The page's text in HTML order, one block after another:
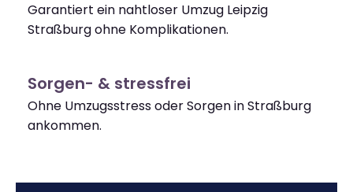
Garantiert ein nahtloser Umzug Leipzig
Straßburg ohne Komplikationen.
Sorgen- & stressfrei
Ohne Umzugsstress oder Sorgen in Straßburg
ankommen.